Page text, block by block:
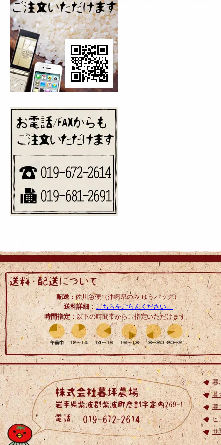
配送：佐川急便（沖縄県のみ ゆうパック）
送料詳細 ：こちらをごらんください。
時間指定 ：以下の時間帯からご指定いただけます。
暮
暮
暮
ヒ
サ